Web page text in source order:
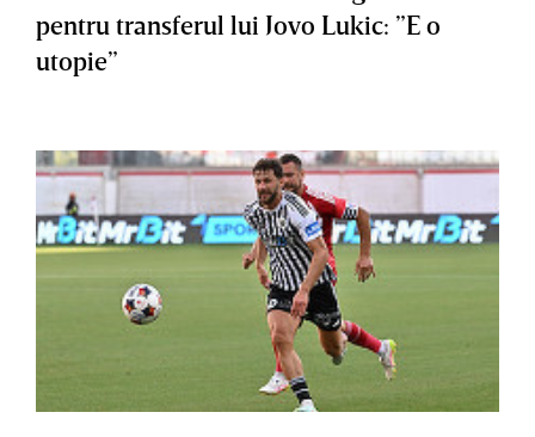
pentru transferul lui Jovo Lukic: ”E o
utopie”